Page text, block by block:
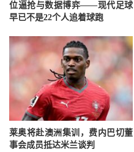
位逼抢与数据博弈——现代足球
早已不是22个人追着球跑
莱奥将赴澳洲集训，费内巴切董
事会成员抵达米兰谈判